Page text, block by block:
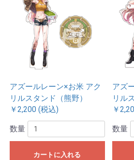
アズールレーン×お米 アク
リルスタンド（熊野）
￥2,200 (税込)
数量
カートに入れる
アズ
リル
￥
数量